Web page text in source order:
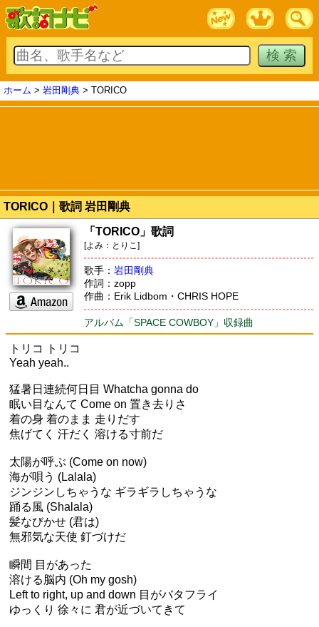
ホーム > 岩田剛典 > TORICO
TORICO｜歌詞 岩田剛典
「TORICO」歌詞
[よみ：とりこ]
歌手： 岩田剛典
作詞：zopp
作曲：Erik Lidbom・CHRIS HOPE
アルバム「SPACE COWBOY」収録曲
トリコ トリコ
Yeah yeah..
猛暑日連続何日目 Whatcha gonna do
眠い目なんて Come on 置き去りさ
着の身 着のまま 走りだす
焦げてく 汗だく 溶ける寸前だ
太陽が呼ぶ (Come on now)
海が唄う (Lalala)
ジンジンしちゃうな ギラギラしちゃうな
踊る風 (Shalala)
髪なびかせ (君は)
無邪気な天使 釘づけだ
瞬間 目があった
溶ける脳内 (Oh my gosh)
Left to right, up and down 目がバタフライ
ゆっくり 徐々に 君が近づいてきて